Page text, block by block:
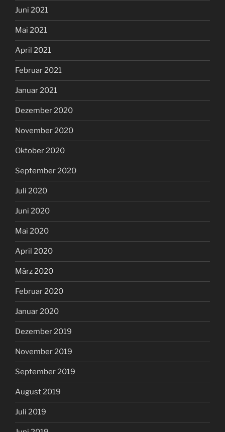
Juni 2021
Mai 2021
April 2021
Februar 2021
Januar 2021
Dezember 2020
November 2020
Oktober 2020
September 2020
Juli 2020
Juni 2020
Mai 2020
April 2020
März 2020
Februar 2020
Januar 2020
Dezember 2019
November 2019
September 2019
August 2019
Juli 2019